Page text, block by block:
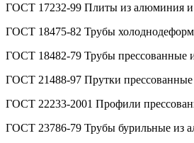
ГОСТ 17232-99 Плиты из алюминия и
ГОСТ 18475-82 Трубы
ГОСТ 18482-79 Трубы прессованные
ГОСТ 21488-97 Прутки
ГОСТ 22233-2001 Профили
ГОСТ 23786-79 Трубы бурильные из